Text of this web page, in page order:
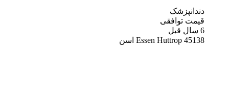
دندانپزشک
قیمت توافقی
45138 Essen Huttrop اسن